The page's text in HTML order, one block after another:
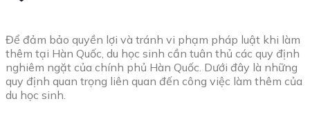
Để đảm bảo quyền lợi và tránh vi phạm pháp luật khi làm
thêm tại Hàn Quốc, du học sinh cần tuân thủ các quy định
nghiêm ngặt của chính phủ Hàn Quốc. Dưới đây là những
quy định quan trọng liên quan đến công việc làm thêm của
du học sinh.